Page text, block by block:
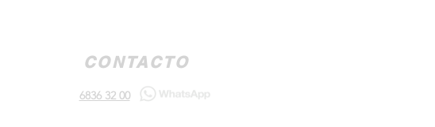
CONTACTO
6836 32 00